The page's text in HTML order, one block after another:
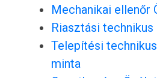
Mechanikai ellenőr
Riasztási
Telepítési
minta